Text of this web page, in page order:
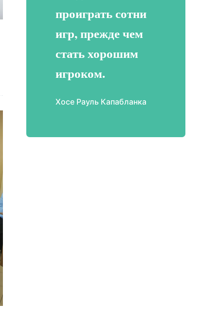
проиграть сотни
игр, прежде чем
стать хорошим
игроком.
Хосе Рауль Капабланка